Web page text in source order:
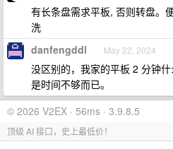
有长条盘需求平板, 否则转盘。
洗
danfengddl May 22, 2024
没区别的，我家的平板 2 分钟
是时间不够而已。
© 2026 V2EX · 56ms · 3.9.8.5
顶级 AI 接口，史上最低价！